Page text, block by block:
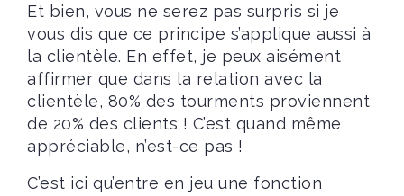
Et bien, vous ne serez pas surpris si je
vous dis que ce principe s’applique aussi à
la clientèle. En effet, je peux aisément
affirmer que dans la relation avec la
clientèle, 80% des tourments proviennent
de 20% des clients ! C’est quand même
appréciable, n’est-ce pas !
C’est ici qu’entre en jeu une fonction